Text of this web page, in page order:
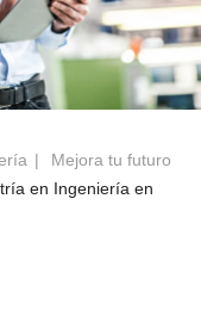
Mejora tu futuro
en Ingeniería en